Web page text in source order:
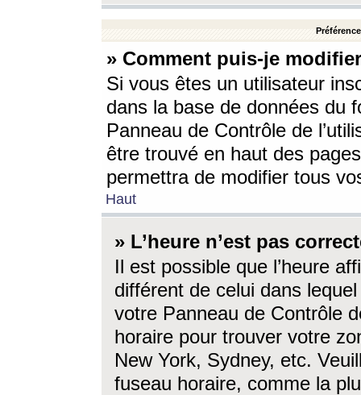
» Comment puis-je
Si vous êtes un utilisateur
dans la base de données du
Panneau de Contrôle de
être trouvé en haut des
permettra de modifier tous
Haut
» L’heure n’est pas
Il est possible que l’heure
différent de celui dans
votre Panneau de Contrôle
horaire pour trouver votre
New York, Sydney, etc.
fuseau horaire, comme la